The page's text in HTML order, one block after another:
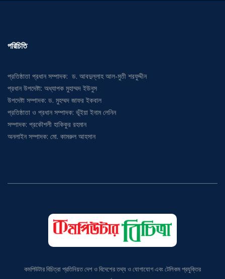
পরিচিতি
প্রতিষ্ঠাতা প্রধান সম্পাদক: ড. আবদুল্লাহ আল-মুতী শরফুদ্দীন
প্রধান উপদেষ্টা: অধ্যাপক মুহাম্মদ ইউনুস
উপদেষ্টা সম্পাদক: ড. মুহম্মদ জাফর ইকবাল
প্রতিষ্ঠাতা ও প্রধান সম্পাদক: ভূঁইয়া ইনাম লেনিন
সম্পাদক: প্রকৌশলী হাকিকুর রহমান
অনলাইন সম্পাদক: মো. কামরুল আহসান
কমপিউটার বিচিত্রা প্রতিনিয়ত দেশ ও বিদেশের তথ্য ও যোগাযোগ এবং টেলিকম প্রযুক্তির